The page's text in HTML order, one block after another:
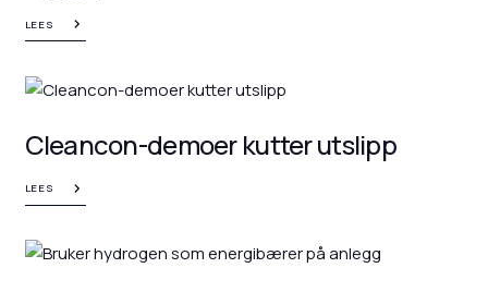
LEES
Cleancon-demoer kutter utslipp
LEES